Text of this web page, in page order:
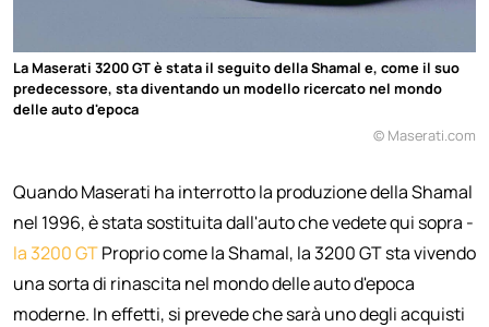
La Maserati 3200 GT è stata il seguito della Shamal e, come il suo
predecessore, sta diventando un modello ricercato nel mondo
delle auto d'epoca
© Maserati.com
Quando Maserati ha interrotto la produzione della Shamal
nel 1996, è stata sostituita dall'auto che vedete qui sopra -
la 3200 GTProprio come la Shamal, la 3200 GT sta vivendo
una sorta di rinascita nel mondo delle auto d'epoca
moderne. In effetti, si prevede che sarà uno degli acquisti